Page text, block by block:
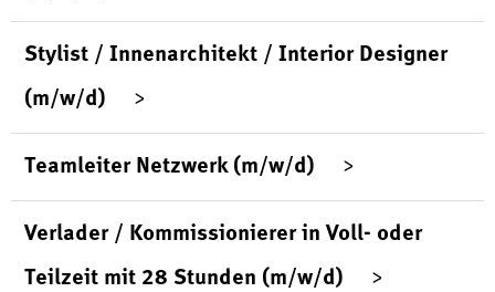
Stylist / Innenarchitekt / Interior Designer
(m/w/d)
Teamleiter Netzwerk (m/w/d)
Verlader / Kommissionierer in Voll- oder
Teilzeit mit 28 Stunden (m/w/d)